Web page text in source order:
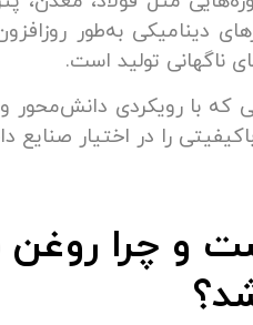
دینامیکی به‌طور
ناگهانی تولید است.
با رویکردی دانش‌محور و
را در اختیار صنایع
و چرا روغن